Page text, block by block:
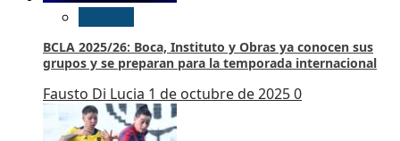
BCLA 2025/26: Boca, Instituto y Obras ya conocen sus
grupos y se preparan para la temporada internacional
Fausto Di Lucia 1 de octubre de 20250